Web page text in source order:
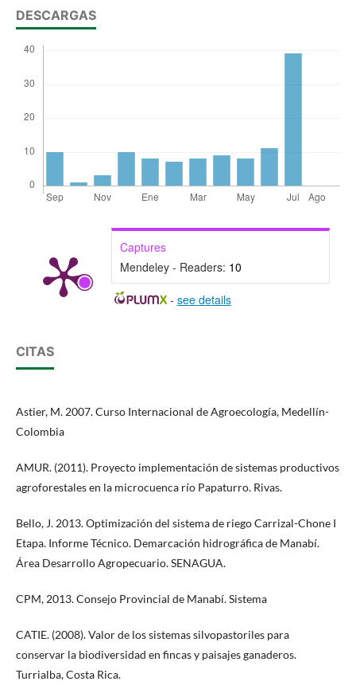
DESCARGAS
Captures
Mendeley - Readers: 10
- see details
CITAS
Astier, M. 2007. Curso Internacional de Agroecología, Medellín-
Colombia
AMUR. (2011). Proyecto implementación de sistemas productivos
agroforestales en la microcuenca río Papaturro. Rivas.
Bello, J. 2013. Optimización del sistema de riego Carrizal-Chone I
Etapa. Informe Técnico. Demarcación hidrográfica de Manabí.
Área Desarrollo Agropecuario. SENAGUA.
CPM, 2013. Consejo Provincial de Manabí. Sistema
CATIE. (2008). Valor de los sistemas silvopastoriles para
conservar la biodiversidad en fincas y paisajes ganaderos.
Turrialba, Costa Rica.